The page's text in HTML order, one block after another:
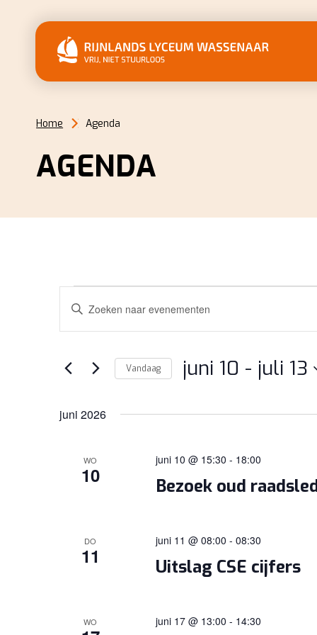
Home Agenda
AGENDA
EVENEMENTEN
EVENEMENTEN
ZOEKEN
WEERGEVEN
Vul
in.
Evenementen
keyword.
Vandaag juni 10 - juli 13
een
juni 2026
WO
10 Bezoek oud
juni 10 @ 15:30 - 18:00
DO
11 Uitslag CSE cijfers
juni 11 @ 08:00 - 08:30
WO juni 17 @ 13:00 - 14:30